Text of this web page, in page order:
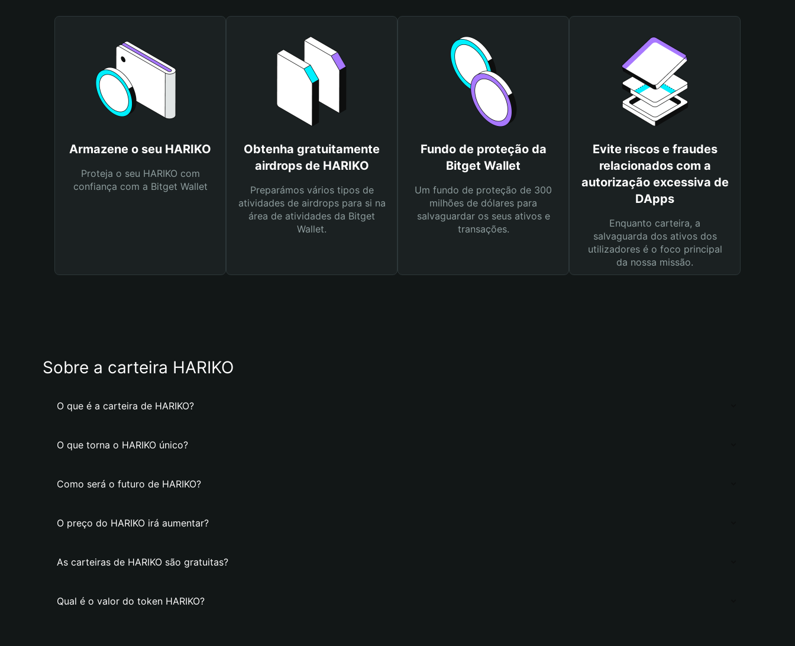
Armazene o seu HARIKO
Proteja o seu HARIKO com
confiança com a Bitget Wallet
Obtenha gratuitamente
airdrops de HARIKO
Preparámos vários tipos de
atividades de airdrops para si na
área de atividades da Bitget
Wallet.
Fundo de proteção da
Bitget Wallet
Um fundo de proteção de 300
milhões de dólares para
salvaguardar os seus ativos e
transações.
Evite riscos e fraudes
relacionados com a
autorização excessiva de
DApps
Enquanto carteira, a
salvaguarda dos ativos dos
utilizadores é o foco principal
da nossa missão.
Sobre a carteira HARIKO
O que é a carteira de HARIKO?
O que torna o HARIKO único?
Como será o futuro de HARIKO?
O preço do HARIKO irá aumentar?
As carteiras de HARIKO são gratuitas?
Qual é o valor do token HARIKO?